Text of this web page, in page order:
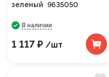
зеленый 9635050
В наличии
1 117 ₽ /шт